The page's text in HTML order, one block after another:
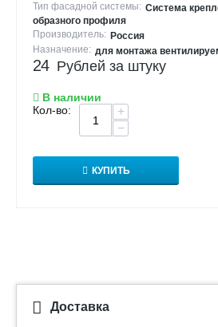
Тип фасадной системы: Система
образного профиля
Производитель: Россия
Назначение: для монтажа
24 Рублей за штуку
В наличии
Кол-во:
+
−
КУПИТЬ
Доставка